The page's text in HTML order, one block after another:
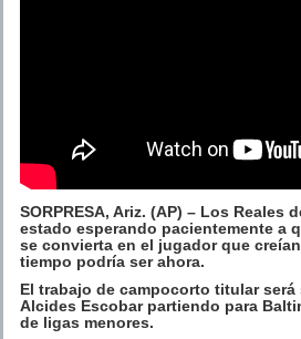
SORPRESA, Ariz. (AP) – Los Reales
estado esperando pacientemente a
se convierta en el jugador que
tiempo podría ser ahora.
El trabajo de campocorto titular será
Alcides Escobar partiendo para
de ligas menores.